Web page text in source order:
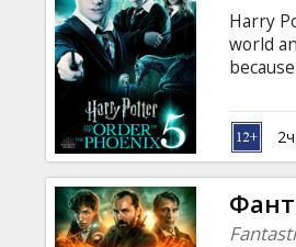
Harry
world